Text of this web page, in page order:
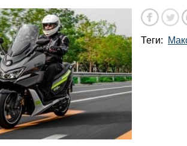
Теги: